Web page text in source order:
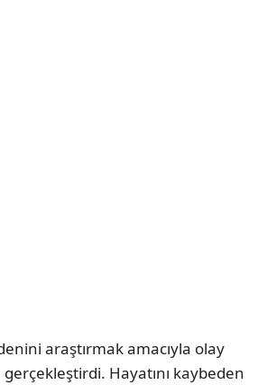
araştırmak amacıyla olay
Hayatını kaybeden